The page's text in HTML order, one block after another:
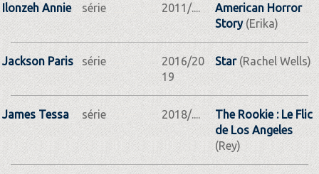
Ilonzeh Annie série 2011/....
American Horror
Story(Erika)
Jackson Paris série
2016/20
19
Star(Rachel Wells)
James Tessa série 2018/....
The Rookie : Le Flic
de Los Angeles
(Rey)